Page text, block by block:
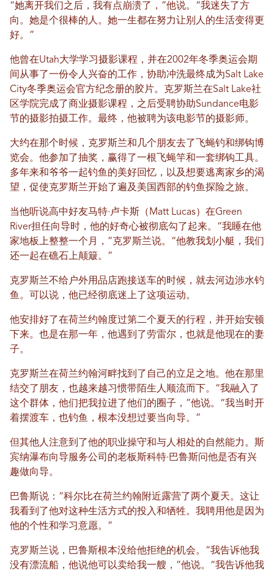
“她离开我们之后，我有点崩溃了，”他说。“我迷失了方
向。她是个很棒的人。她一生都在努力让别人的生活变得更
好。”
他曾在Utah大学学习摄影课程，并在2002年冬季奥运会期
间从事了一份令人兴奋的工作，协助冲洗最终成为Salt Lake
City冬季奥运会官方纪念册的胶片。克罗斯兰在Salt Lake社
区学院完成了商业摄影课程，之后受聘协助Sundance电影
节的摄影拍摄工作。最终，他被聘为该电影节的摄影师。
大约在那个时候，克罗斯兰和几个朋友去了飞蝇钓和绑钩博
览会。他参加了抽奖，赢得了一根飞蝇竿和一套绑钩工具。
多年来和爷爷一起钓鱼的美好回忆，以及想要逃离家乡的渴
望，促使克罗斯兰开始了遍及美国西部的钓鱼探险之旅。
当他听说高中好友马特·卢卡斯（Matt Lucas）在Green
River担任向导时，他的好奇心被彻底勾了起来。“我睡在他
家地板上整整一个月，”克罗斯兰说。“他教我划小艇，我们
还一起在礁石上颠簸。”
克罗斯兰不给户外用品店跑接送车的时候，就去河边涉水钓
鱼。可以说，他已经彻底迷上了这项运动。
他安排好了在荷兰约翰度过第二个夏天的行程，并开始安顿
下来。也是在那一年，他遇到了劳雷尔，也就是他现在的妻
子。
克罗斯兰在荷兰约翰河畔找到了自己的立足之地。他在那里
结交了朋友，也越来越习惯带陌生人顺流而下。“我融入了
这个群体，他们把我拉进了他们的圈子，”他说。“我当时开
着摆渡车，也钓鱼，根本没想过要当向导。”
但其他人注意到了他的职业操守和与人相处的自然能力。斯
宾纳瀑布向导服务公司的老板斯科特·巴鲁斯问他是否有兴
趣做向导。
巴鲁斯说：“科尔比在荷兰约翰附近露营了两个夏天。这让
我看到了他对这种生活方式的投入和牺牲。我聘用他是因为
他的个性和学习意愿。”
克罗斯兰说，巴鲁斯根本没给他拒绝的机会。“我告诉他我
没有漂流船，他说他可以卖给我一艘，”他说。“我告诉他我